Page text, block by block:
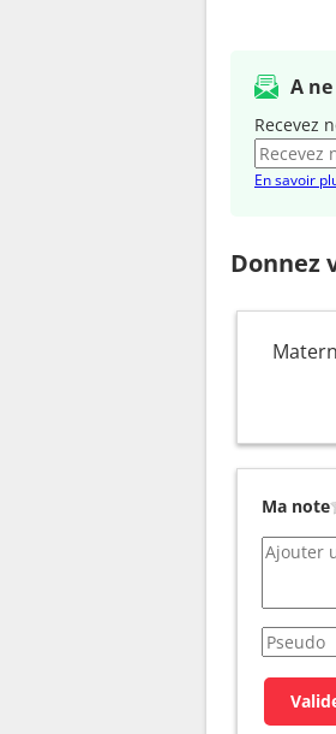
A
Recevez
En savoir
Donnez
Ma note